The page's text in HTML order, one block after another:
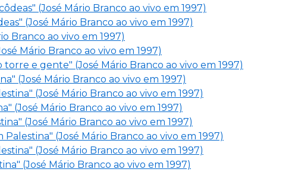
(José Mário Branco ao vivo em 1997)
(José Mário Branco ao vivo em 1997)
Branco ao vivo em 1997)
Mário Branco ao vivo em 1997)
e gente" (José Mário Branco ao vivo em 1997)
(José Mário Branco ao vivo em 1997)
(José Mário Branco ao vivo em 1997)
(José Mário Branco ao vivo em 1997)
(José Mário Branco ao vivo em 1997)
(José Mário Branco ao vivo em 1997)
(José Mário Branco ao vivo em 1997)
(José Mário Branco ao vivo em 1997)